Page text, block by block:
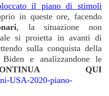
il piano di stimoli
in queste ore, facendo
, la situazione non
si proietta in avanti di
sulla conquista della
e analizzandone le
QUI
USA-2020-piano-